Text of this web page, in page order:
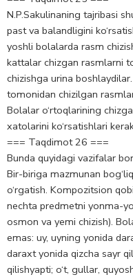
N.P.Sakulinaning tajribasi
past va balandligini
yoshli bolalarda rasm
kattalar chizgan rasmlarni
chizishga urina
tomonidan chizilgan
Bolalar o‘rtoqlarining
xatolarini ko‘rsatishlari
=== Taqdimot 26 ===
Bunda quyidagi vazifalar
Bir-biriga mazmunan
o‘rgatish. Kompozitsion
nechta predmetni yonma-
osmon va yemi chizish).
emas: uy, uyning yonida
daraxt yonida qizcha sayr
qilishyapti; o‘t, gullar,